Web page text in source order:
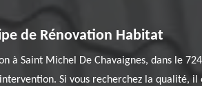
de Rénovation Habitat
Saint Michel De Chavaignes, dans le
Si vous recherchez la qualité,